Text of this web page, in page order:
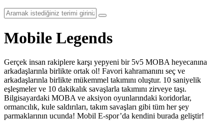
Mobile Legends
Gerçek insan rakiplere karşı yepyeni bir 5v5 MOBA heyecanına
arkadaşlarınla birlikte ortak ol! Favori kahramanını seç ve
arkadaşlarınla birlikte mükemmel takımını oluştur. 10 saniyelik
eşleşmeler ve 10 dakikalık savaşlarla takımını zirveye taşı.
Bilgisayardaki MOBA ve aksiyon oyunlarındaki koridorlar,
ormancılık, kule saldırıları, takım savaşları gibi tüm her şey
parmaklarının ucunda! Mobil E-spor’da kendini burada geliştir!